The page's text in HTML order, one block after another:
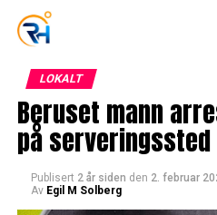
LOKALT
Beruset mann
på serveringssted
Publisert 2 år siden den 2. februar
Av Egil M Solberg